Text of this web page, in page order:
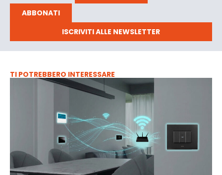
ABBONATI
ISCRIVITI ALLE NEWSLETTER
TI POTREBBERO INTERESSARE